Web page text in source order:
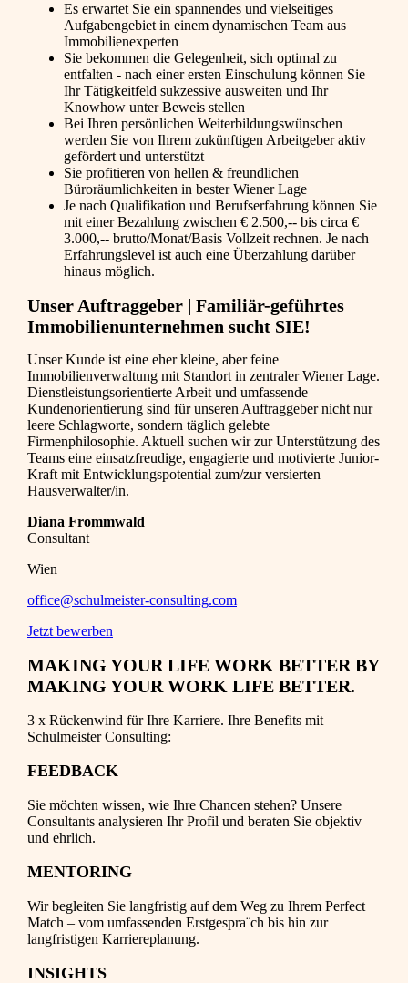
Es erwartet Sie ein spannendes und vielseitiges
Aufgabengebiet in einem dynamischen Team aus
Immobilienexperten
Sie bekommen die Gelegenheit, sich optimal zu
entfalten - nach einer ersten Einschulung können Sie
Ihr Tätigkeitfeld sukzessive ausweiten und Ihr
Knowhow unter Beweis stellen
Bei Ihren persönlichen Weiterbildungswünschen
werden Sie von Ihrem zukünftigen Arbeitgeber aktiv
gefördert und unterstützt
Sie profitieren von hellen & freundlichen
Büroräumlichkeiten in bester Wiener Lage
Je nach Qualifikation und Berufserfahrung können Sie
mit einer Bezahlung zwischen € 2.500,-- bis circa €
3.000,-- brutto/Monat/Basis Vollzeit rechnen. Je nach
Erfahrungslevel ist auch eine Überzahlung darüber
hinaus möglich.
Unser Auftraggeber | Familiär-geführtes
Immobilienunternehmen sucht SIE!
Unser Kunde ist eine eher kleine, aber feine
Immobilienverwaltung mit Standort in zentraler Wiener Lage.
Dienstleistungsorientierte Arbeit und umfassende
Kundenorientierung sind für unseren Auftraggeber nicht nur
leere Schlagworte, sondern täglich gelebte
Firmenphilosophie. Aktuell suchen wir zur Unterstützung des
Teams eine einsatzfreudige, engagierte und motivierte Junior-
Kraft mit Entwicklungspotential zum/zur versierten
Hausverwalter/in.
Diana Frommwald
Consultant
Wien
office@schulmeister-consulting.com
Jetzt bewerben
MAKING YOUR LIFE WORK BETTER BY
MAKING YOUR WORK LIFE BETTER.
3 x Rückenwind für Ihre Karriere. Ihre Benefits mit
Schulmeister Consulting:
FEEDBACK
Sie möchten wissen, wie Ihre Chancen stehen? Unsere
Consultants analysieren Ihr Profil und beraten Sie objektiv
und ehrlich.
MENTORING
Wir begleiten Sie langfristig auf dem Weg zu Ihrem Perfect
Match – vom umfassenden Erstgespra¨ch bis hin zur
langfristigen Karriereplanung.
INSIGHTS